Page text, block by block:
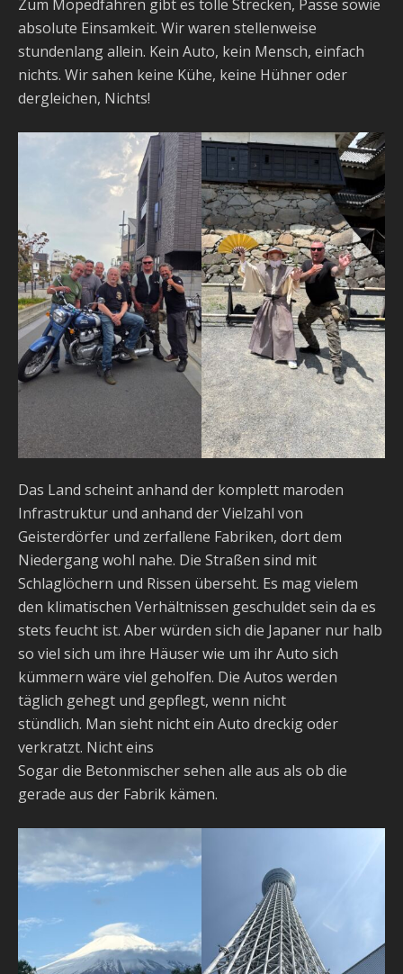
Zum Mopedfahren gibt es tolle Strecken, Pässe sowie
absolute Einsamkeit. Wir waren stellenweise
stundenlang allein. Kein Auto, kein Mensch, einfach
nichts. Wir sahen keine Kühe, keine Hühner oder
dergleichen, Nichts!
Das Land scheint anhand der komplett maroden
Infrastruktur und anhand der Vielzahl von
Geisterdörfer und zerfallene Fabriken, dort dem
Niedergang wohl nahe. Die Straßen sind mit
Schlaglöchern und Rissen überseht. Es mag vielem
den klimatischen Verhältnissen geschuldet sein da es
stets feucht ist. Aber würden sich die Japaner nur halb
so viel sich um ihre Häuser wie um ihr Auto sich
kümmern wäre viel geholfen. Die Autos werden
täglich gehegt und gepflegt, wenn nicht
stündlich. Man sieht nicht ein Auto dreckig oder
verkratzt. Nicht eins
Sogar die Betonmischer sehen alle aus als ob die
gerade aus der Fabrik kämen.